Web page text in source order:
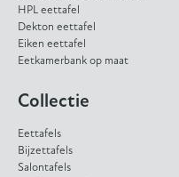
HPL eettafel
Dekton eettafel
Eiken eettafel
Eetkamerbank op maat
Collectie
Eettafels
Bijzettafels
Salontafels